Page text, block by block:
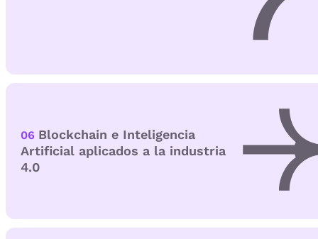
06 Blockchain e Inteligencia
Artificial aplicados a la industria
4.0